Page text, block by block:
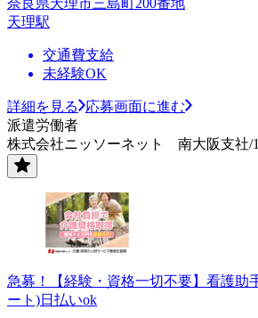
天理駅
交通費支給
未経験OK
詳細を見る
応募画面に進む
派遣労働者
株式会社ニッソーネット 南大阪支社/
急募！【経験・資格一切不要】看護助
ート)日払いok